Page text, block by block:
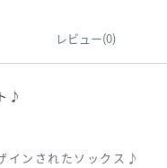
レビュー(0)
♪
インされたソックス♪